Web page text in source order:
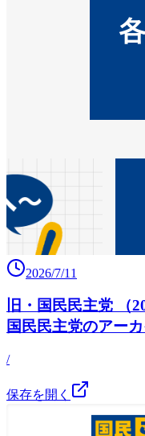
2026/7/11
旧・国民民主党 （
国民民主党のアー
/
保存を開く